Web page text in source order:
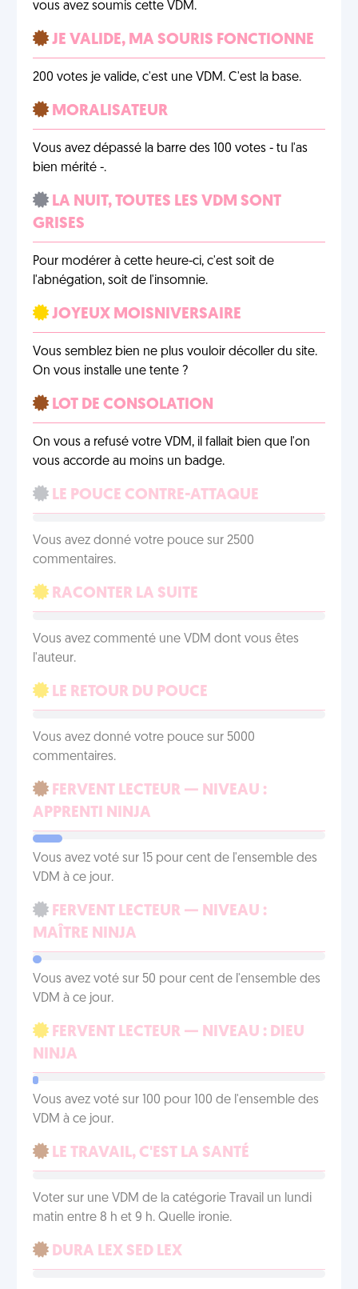
vous avez soumis cette VDM.
JE VALIDE, MA SOURIS FONCTIONNE
200 votes je valide, c'est une VDM. C'est la base.
MORALISATEUR
Vous avez dépassé la barre des 100 votes - tu l'as
bien mérité -.
LA NUIT, TOUTES LES VDM SONT
GRISES
Pour modérer à cette heure-ci, c'est soit de
l'abnégation, soit de l'insomnie.
JOYEUX MOISNIVERSAIRE
Vous semblez bien ne plus vouloir décoller du site.
On vous installe une tente ?
LOT DE CONSOLATION
On vous a refusé votre VDM, il fallait bien que l'on
vous accorde au moins un badge.
LE POUCE CONTRE-ATTAQUE
Vous avez donné votre pouce sur 2500
commentaires.
RACONTER LA SUITE
Vous avez commenté une VDM dont vous êtes
l'auteur.
LE RETOUR DU POUCE
Vous avez donné votre pouce sur 5000
commentaires.
FERVENT LECTEUR — NIVEAU :
APPRENTI NINJA
Vous avez voté sur 15 pour cent de l'ensemble des
VDM à ce jour.
FERVENT LECTEUR — NIVEAU :
MAÎTRE NINJA
Vous avez voté sur 50 pour cent de l'ensemble des
VDM à ce jour.
FERVENT LECTEUR — NIVEAU : DIEU
NINJA
Vous avez voté sur 100 pour 100 de l'ensemble des
VDM à ce jour.
LE TRAVAIL, C'EST LA SANTÉ
Voter sur une VDM de la catégorie Travail un lundi
matin entre 8 h et 9 h. Quelle ironie.
DURA LEX SED LEX